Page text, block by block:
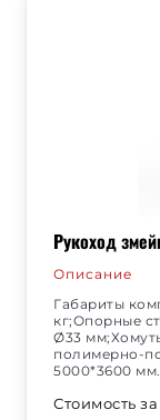
Рукоход
Описание
Габариты
кг;Опорные
Ø33
полимерно-
5000*3600 мм.
Стоимость